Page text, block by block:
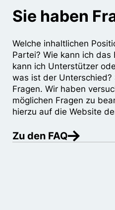
Sie haben
Welche inhaltlichen
Partei? Wie kann ich das
kann ich Unterstützer
was ist der Unterschied?
Fragen. Wir haben
möglichen Fragen zu
hierzu auf die Website
Zu den FAQ